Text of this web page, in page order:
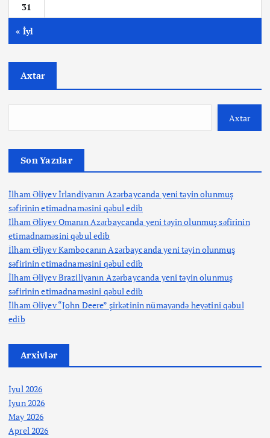
31
« İyl
Axtar
Axtar
Son Yazılar
İlham Əliyev İrlandiyanın Azərbaycanda yeni təyin olunmuş
səfirinin etimadnaməsini qəbul edib
İlham Əliyev Omanın Azərbaycanda yeni təyin olunmuş səfirinin
etimadnaməsini qəbul edib
İlham Əliyev Kambocanın Azərbaycanda yeni təyin olunmuş
səfirinin etimadnaməsini qəbul edib
İlham Əliyev Braziliyanın Azərbaycanda yeni təyin olunmuş
səfirinin etimadnaməsini qəbul edib
İlham Əliyev “John Deere” şirkətinin nümayəndə heyətini qəbul
edib
Arxivlər
İyul 2026
İyun 2026
May 2026
Aprel 2026